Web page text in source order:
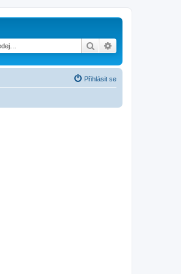
Hledat
Přihlásit se